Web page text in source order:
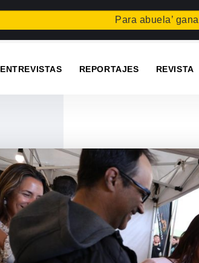
Para abuela’ gana el
ENTREVISTAS REPORTAJES REVISTA